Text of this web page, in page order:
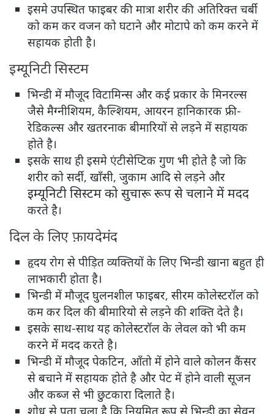
इसमे उपस्थित फाइबर की मात्रा शरीर की अतिरिक्त चर्बी
को कम कर वजन को घटाने और मोटापे को कम करने में
सहायक होती है।
इम्यूनिटी सिस्टम
भिन्डी में मौजूद विटामिन्स और कई प्रकार के मिनरल्स
जैसे मैग्नीशियम, कैल्शियम, आयरन हानिकारक फ्री-
रेडिकल्स और खतरनाक बीमारियों से लड़ने में सहायक
होते है।
इसके साथ ही इसमे एंटीसेप्टिक गुण भी होते है जो कि
शरीर को सर्दी, खाँसी, जुकाम आदि से लड़ने और
इम्यूनिटी सिस्टम को सुचारू रूप से चलाने में मदद
करते है।
दिल के लिए फ़ायदेमंद
हृदय रोग से पीड़ित व्यक्तियों के लिए भिन्डी खाना बहुत ही
लाभकारी होता है।
भिन्डी में मौजूद घुलनशील फाइबर, सीरम कोलेस्टरॉल को
कम कर दिल की बीमारियो से लड़ने की शक्ति देते है।
इसके साथ-साथ यह कोलेस्टरॉल के लेवल को भी कम
करने में मदद करते है।
भिन्डी में मौजूद पेकटिन, आँतो में होने वाले कोलन कैंसर
से बचाने में सहायक होते है और पेट में होने वाली सूजन
और कब्ज से भी छुटकारा दिलाते है।
शोध से पता चला है कि नियमित रूप से भिन्डी का सेवन